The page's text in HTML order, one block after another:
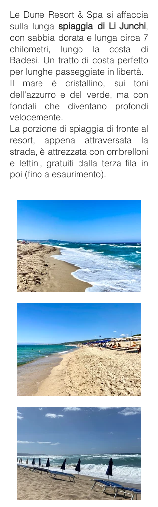
Le Dune Resort & Spa si affaccia
sulla lunga spiaggia di Li Junchi,
con sabbia dorata e lunga circa 7
chilometri, lungo la costa di
Badesi. Un tratto di costa perfetto
per lunghe passeggiate in libertà.
Il mare è cristallino, sui toni
dell'azzurro e del verde, ma con
fondali che diventano profondi
velocemente.
La porzione di spiaggia di fronte al
resort, appena attraversata la
strada, è attrezzata con ombrelloni
e lettini, gratuiti dalla terza fila in
poi (fino a esaurimento).